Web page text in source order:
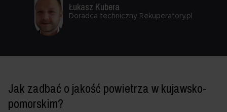
Łukasz Kubera
Doradca techniczny Rekuperatory.pl
Jak zadbać o jakość powietrza w kujawsko-
pomorskim?